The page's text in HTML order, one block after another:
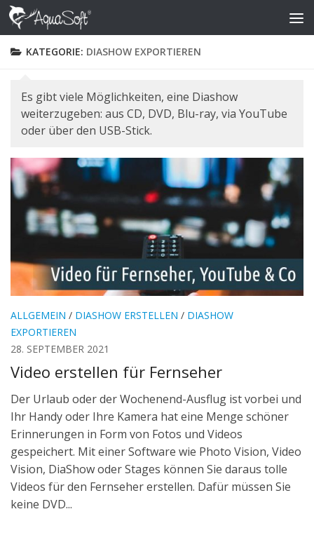
Skip to content
KATEGORIE: DIASHOW EXPORTIEREN
Es gibt viele Möglichkeiten, eine Diashow
weiterzugeben: aus CD, DVD, Blu-ray, via YouTube
oder über den USB-Stick.
ALLGEMEIN / DIASHOW ERSTELLEN / DIASHOW
EXPORTIEREN
28. SEPTEMBER 2021
Video erstellen für Fernseher
Der Urlaub oder der Wochenend-Ausflug ist vorbei und
Ihr Handy oder Ihre Kamera hat eine Menge schöner
Erinnerungen in Form von Fotos und Videos
gespeichert. Mit einer Software wie Photo Vision, Video
Vision, DiaShow oder Stages können Sie daraus tolle
Videos für den Fernseher erstellen. Dafür müssen Sie
keine DVD...